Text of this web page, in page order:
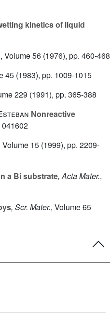
kinetics of liquid
, Volume 56 (1976), pp. 460-468
45 (1983), pp. 1009-1015
229 (1991), pp. 365-388
Nonreactive
041602
Volume 15 (1999), pp. 2209-
a Bi substrate, Acta Mater.,
, Scr. Mater., Volume 65